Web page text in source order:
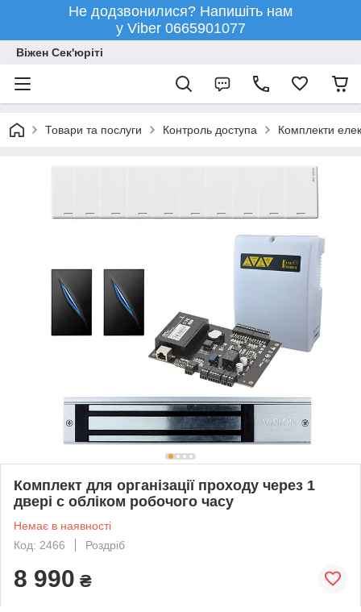
Не додзвонилися? Напишіть нам
у Viber 0665901077
Віжен Сек'юріті
Товари та послуги Контроль доступа Комплекти
Комплект для організації проходу через 1
двері c обліком робочого часу
Немає в наявності
Код: 2466
Роздріб
8 990 ₴